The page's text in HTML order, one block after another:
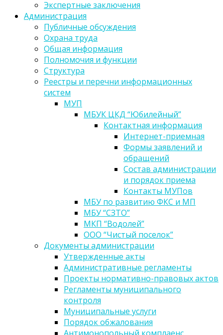
Экспертные заключения
Администрация
Публичные обсуждения
Охрана труда
Общая информация
Полномочия и функции
Структура
Реестры и перечни информационных
систем
МУП
МБУК ЦКД “Юбилейный”
Контактная информация
Интернет-приемная
Формы заявлений и
обращений
Состав администрации
и порядок приема
Контакты МУПов
МБУ по развитию ФКС и МП
МБУ “СЗТО”
МКП “Водолей”
ООО “Чистый поселок”
Документы администрации
Утвержденные акты
Административные регламенты
Проекты нормативно-правовых актов
Регламенты муниципального
контроля
Муниципальные услуги
Порядок обжалования